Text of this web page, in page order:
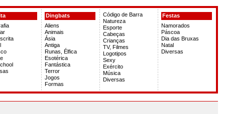
Dingbats
Aliens
Animais
Ásia
Antiga
Runas, Élfica
Esotérica
Fantástica
Terror
Jogos
Formas
Código de Barra
Natureza
Esporte
Cabeças
Crianças
TV, Filmes
Logotipos
Sexy
Exército
Música
Diversas
Festas
Namorados
Páscoa
Dia das Bruxas
Natal
Diversas